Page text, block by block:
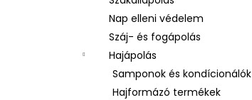
Nap elleni védelem
Száj- és fogápolás
Hajápolás
Samponok és kondícionálók
Hajformázó termékek